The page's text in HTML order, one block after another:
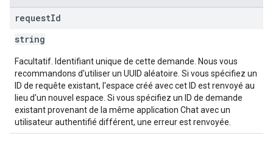
requestId
string
Facultatif. Identifiant unique de cette demande. Nous vous
recommandons d'utiliser un UUID aléatoire. Si vous spécifiez un
ID de requête existant, l'espace créé avec cet ID est renvoyé au
lieu d'un nouvel espace. Si vous spécifiez un ID de demande
existant provenant de la même application Chat avec un
utilisateur authentifié différent, une erreur est renvoyée.